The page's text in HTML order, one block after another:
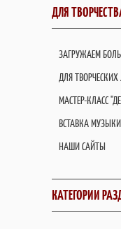
ДЛЯ
ЗАГРУЖАЕМ
ДЛЯ
МАСТЕР-КЛАСС
ВСТАВКА МУЗЫКИ
НАШИ САЙТЫ
КАТЕГОРИИ